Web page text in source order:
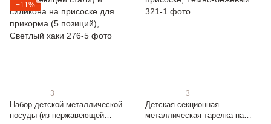
−11%
3
Набор детской металлической
посуды (из нержавеющей
3
Детская секционная
металлическая тарелка на